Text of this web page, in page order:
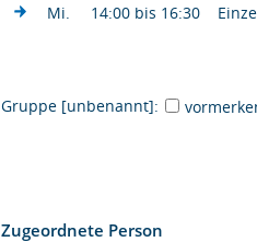
Mi. 14:00 bis 16:30
Gruppe [unbenannt]:
Zugeordnete Person